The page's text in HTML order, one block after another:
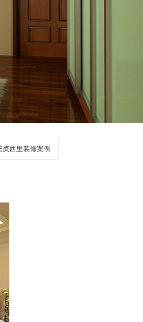
贞西里装修案例